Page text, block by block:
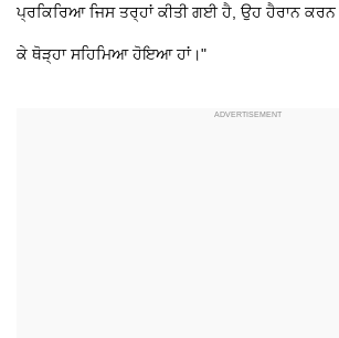
ਪ੍ਰਕਿਰਿਆ ਜਿਸ ਤਰ੍ਹਾਂ ਕੀਤੀ ਗਈ ਹੈ, ਉਹ ਹੈਰਾਨ
ਕੇ ਥੋੜ੍ਹਾ ਸਹਿਮਿਆ ਹੋਇਆ ਹਾਂ।"